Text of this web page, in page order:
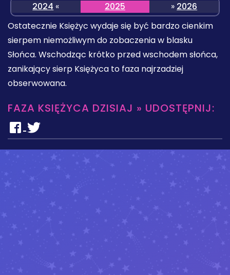
2024 « 2025 » 2026
Ostatecznie Księżyc wydaje się być bardzo cienkim
sierpem niemożliwym do zobaczenia w blasku
Słońca. Wschodząc krótko przed wschodem słońca,
zanikający sierp Księżyca to faza najrzadziej
obserwowana.
FAZA KSIĘŻYCA DZISIAJ » UDOSTĘPNIJ: